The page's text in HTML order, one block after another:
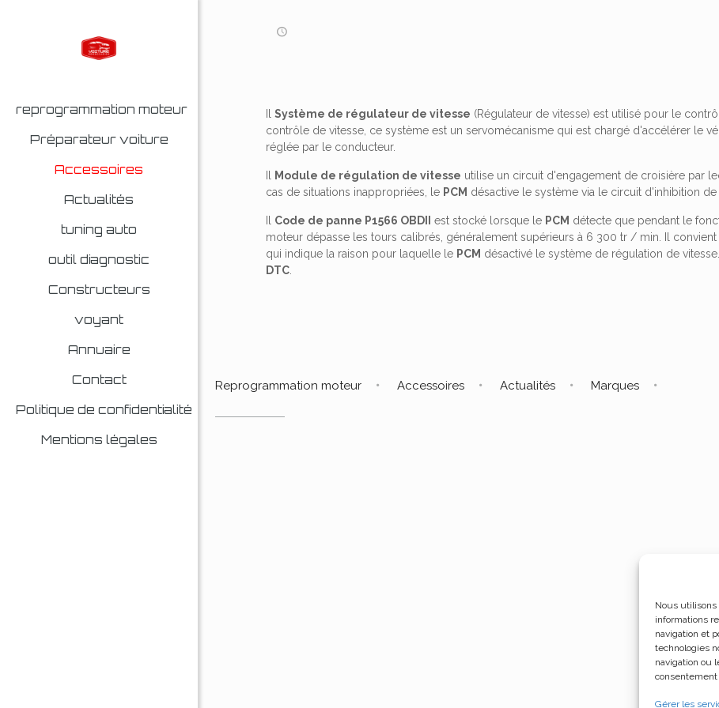
Nous
informations
navigation et
technologies
navigation ou
Gérer les
reprogrammation moteur
Préparateur voiture
Accessoires
Actualités
tuning auto
outil diagnostic
Constructeurs
voyant
Annuaire
Contact
Politique de confidentialité
Mentions légales
IlSystème de régulateur de vitesse (Régulateur de vitesse) est utilisé pour le
contrôle de vitesse, ce système est un servomécanisme qui est chargé d'accélérer le
réglée par le conducteur.
Module de régulation de vitesse utilise un circuit d'engagement de croisière par
cas de situations inappropriées, le PCM désactive le système via le circuit d'inhibition de
Code de panne P1566 OBDII est stocké lorsque le PCM détecte que pendant le
moteur dépasse les tours calibrés, généralement supérieurs à 6 300 tr / min. Il
qui indique la raison pour laquelle le PCM désactivé le système de régulation de
DTC
Reprogrammation moteur Accessoires Actualités Marques